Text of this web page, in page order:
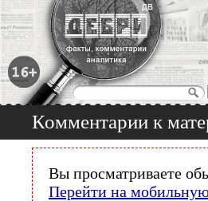
Комментарии к
Вы просматриваете
Перейти на